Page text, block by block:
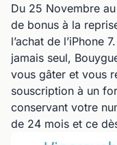
Du 25 Novembre
de bonus à la
l’achat de l’iPhone
jamais seul,
vous gâter et vous
souscription à un
conservant votre
de 24 mois et ce